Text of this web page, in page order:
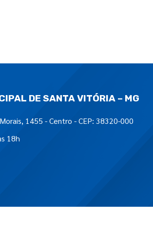
DE SANTA VITÓRIA – MG
1455 - Centro - CEP: 38320-000
18h